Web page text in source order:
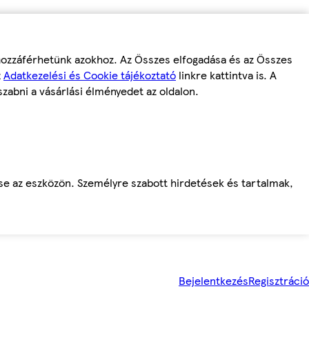
azokhoz. Az Összes elfogadása és az Összes
Adatkezelési és Cookie tájékoztató linkre kattintva is. A
a vásárlási élményedet az oldalon.
az eszközön. Személyre szabott hirdetések és tartalmak,
BejelentkezésRegisztráció